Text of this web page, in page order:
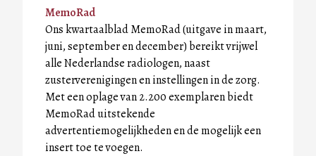
MemoRad
Ons kwartaalblad MemoRad (uitgave in maart,
juni, september en december) bereikt vrijwel
alle Nederlandse radiologen, naast
zusterverenigingen en instellingen in de zorg.
Met een oplage van 2.200 exemplaren biedt
MemoRad uitstekende
advertentiemogelijkheden en de mogelijk een
insert toe te voegen.